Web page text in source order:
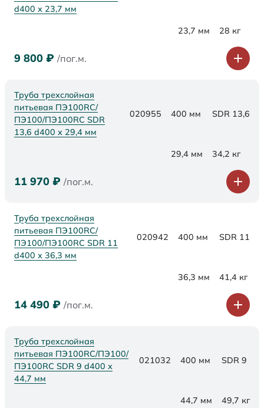
d400 х 23,7 мм
23,7 мм 28 кг
9 800 ₽ /пог.м.
Труба трехслойная
питьевая ПЭ100RC/
ПЭ100/ПЭ100RC SDR
13,6 d400 х 29,4 мм
020955 400 мм SDR 13,6
29,4 мм 34,2 кг
11 970 ₽ /пог.м.
Труба трехслойная
питьевая ПЭ100RC/
ПЭ100/ПЭ100RC SDR 11
d400 х 36,3 мм
020942 400 мм SDR 11
36,3 мм 41,4 кг
14 490 ₽ /пог.м.
Труба трехслойная
питьевая ПЭ100RC/ПЭ100/
ПЭ100RC SDR 9 d400 х
44,7 мм
021032 400 мм SDR 9
44,7 мм 49,7 кг